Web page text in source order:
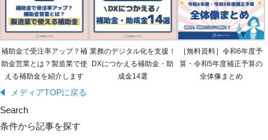
補助金で受注率アップ？補
助金営業とは？製造業で使
える補助金を紹介します
業務のデジタル化を支援！
DXにつかえる補助金・助
成金14選
［無料資料］令和6年度予
算・令和5年度補正予算の
全体像まとめ
メディアTOPに戻る
Search
条件から記事を探す